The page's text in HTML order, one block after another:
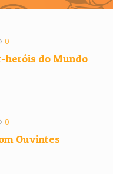
0
heróis do Mundo
0
Ouvintes